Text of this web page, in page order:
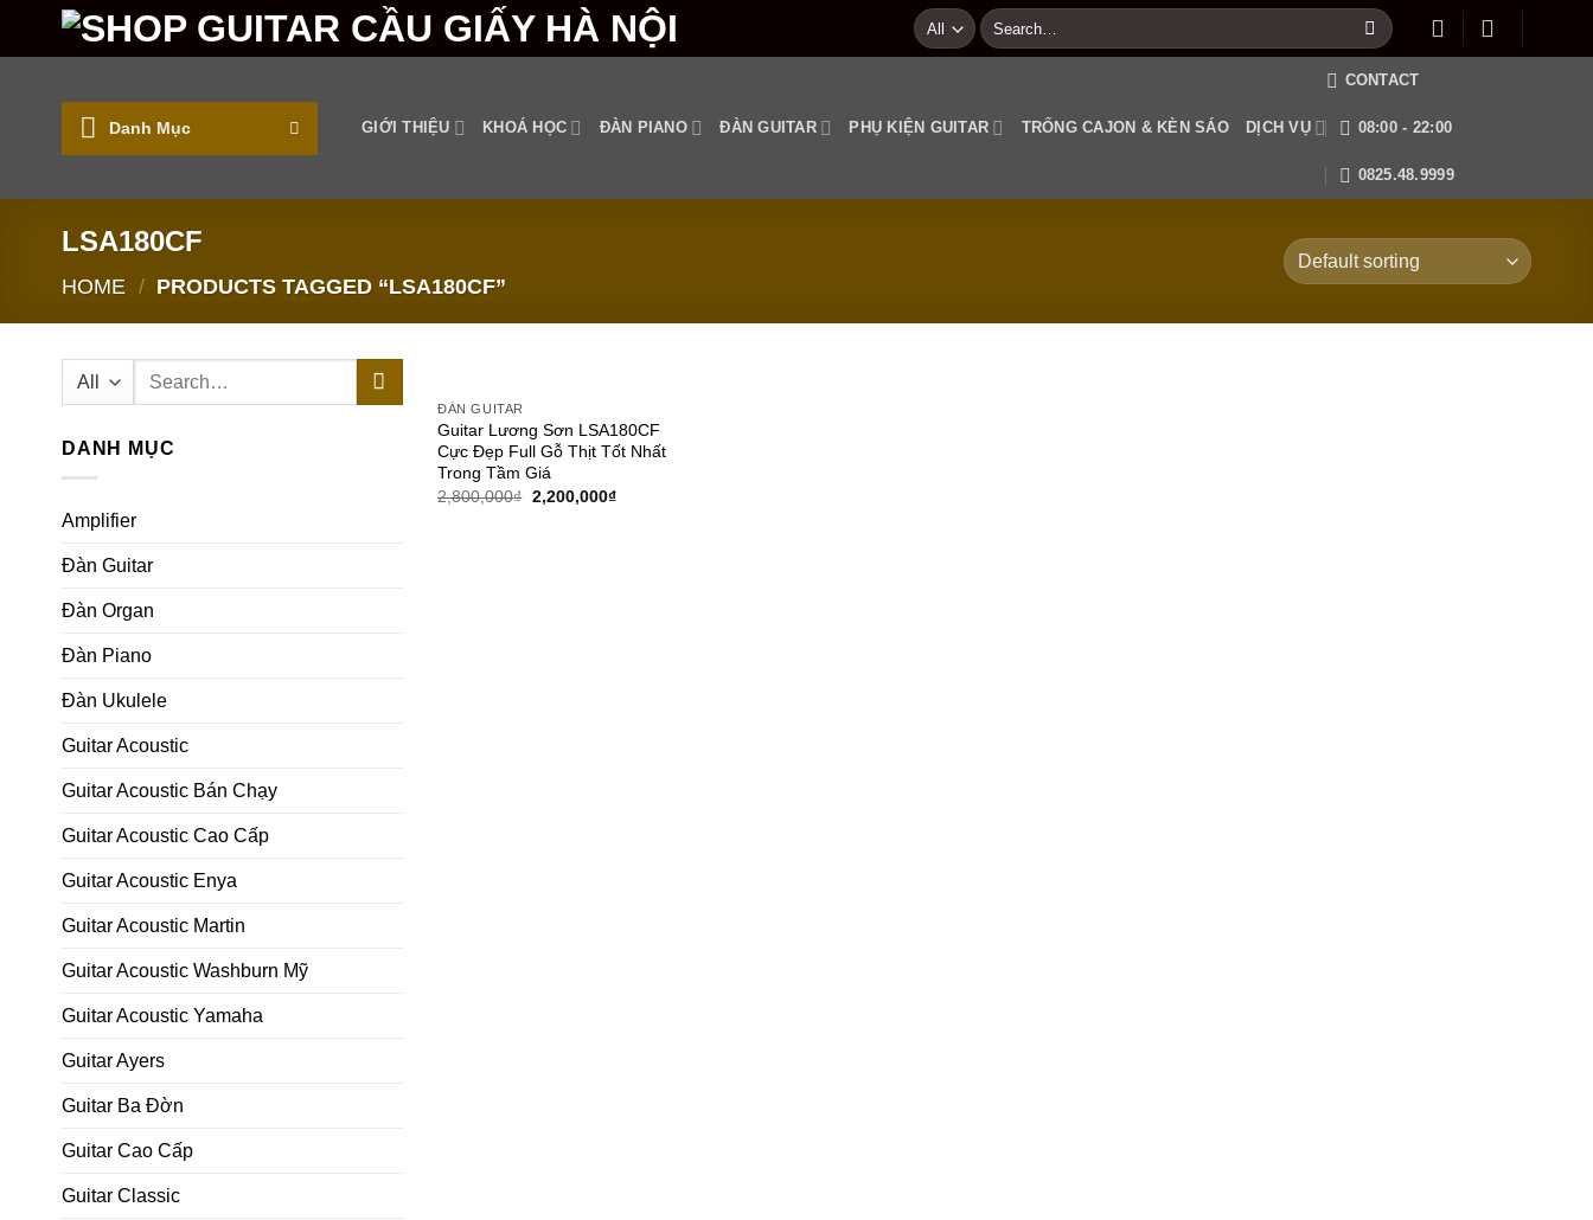
Search
for:
Danh Mục GIỚI THIỆU KHOÁ HỌC ĐÀN PIANO ĐÀN GUITAR PHỤ KIỆN GUITAR TRỐNG CAJON & KÈN SÁO DỊCH VỤ
CONTACT
08:00 - 22:00
0825.48.9999
LSA180CF
HOME / PRODUCTS TAGGED “LSA180CF”
Search
DANH MỤC
Amplifier
Đàn Guitar
Đàn Organ
Đàn Piano
Đàn Ukulele
Guitar Acoustic
Guitar Acoustic Bán Chạy
Guitar Acoustic Cao Cấp
Guitar Acoustic Enya
Guitar Acoustic Martin
Guitar Acoustic Washburn Mỹ
Guitar Acoustic Yamaha
Guitar Ayers
Guitar Ba Đờn
Guitar Cao Cấp
Guitar Classic
Add to
wishlist
ĐÀN GUITAR
Guitar Lương Sơn LSA180CF
Cực Đẹp Full Gỗ Thịt Tốt Nhất
Trong Tầm Giá
2,800,000₫ 2,200,000₫